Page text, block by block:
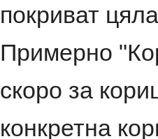
покриват
Примерно
скоро за
конкретна